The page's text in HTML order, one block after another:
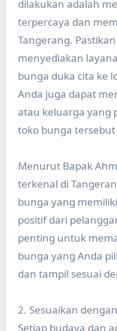
dilakukan adalah
terpercaya dan
Tangerang.
menyediakan
bunga duka cita ke
Anda juga dapat
atau keluarga yang
toko bunga
Menurut Bapak
terkenal di
bunga yang
positif dari
penting untuk
bunga yang Anda
dan tampil sesuai
2. Sesuaikan
Setiap budaya dan